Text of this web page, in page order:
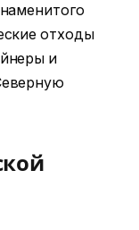
отходы
и